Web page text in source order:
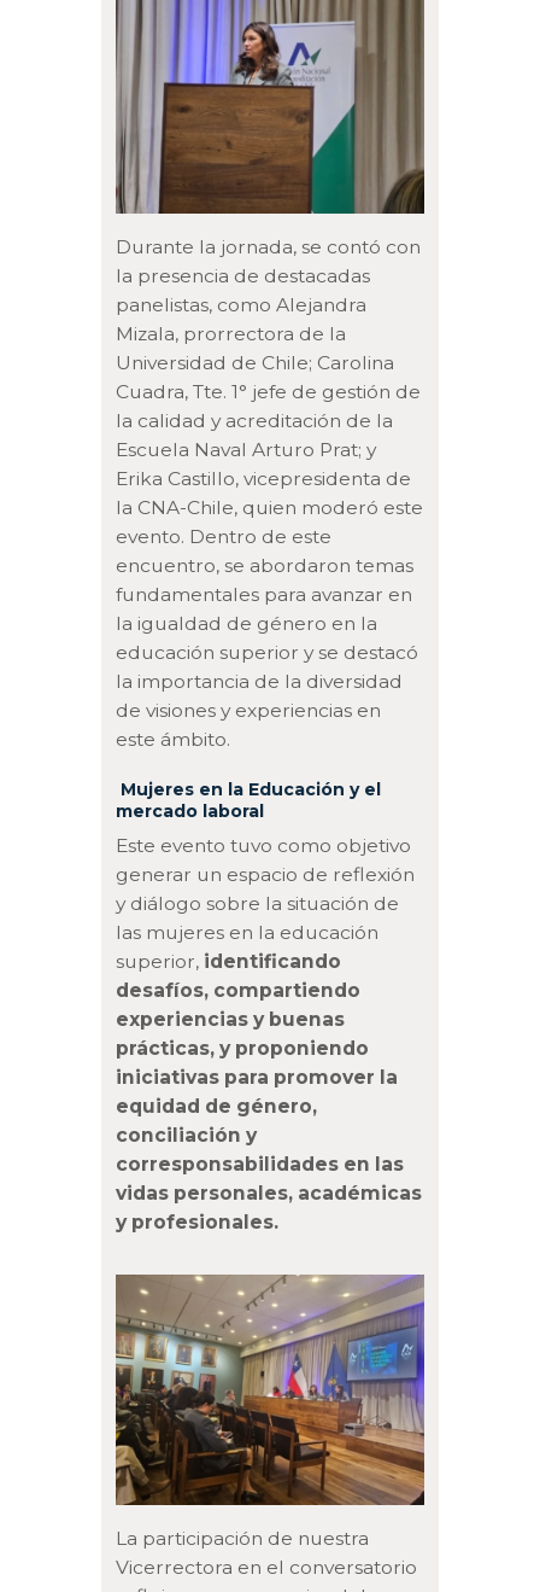
Durante la jornada, se contó con
la presencia de destacadas
panelistas, como Alejandra
Mizala, prorrectora de la
Universidad de Chile; Carolina
Cuadra, Tte. 1° jefe de gestión de
la calidad y acreditación de la
Escuela Naval Arturo Prat; y
Erika Castillo, vicepresidenta de
la CNA-Chile, quien moderó este
evento. Dentro de este
encuentro, se abordaron temas
fundamentales para avanzar en
la igualdad de género en la
educación superior y se destacó
la importancia de la diversidad
de visiones y experiencias en
este ámbito.
Mujeres en la Educación y el
mercado laboral
Este evento tuvo como objetivo
generar un espacio de reflexión
y diálogo sobre la situación de
las mujeres en la educación
superior, identificando
desafíos, compartiendo
experiencias y buenas
prácticas, y proponiendo
iniciativas para promover la
equidad de género,
conciliación y
corresponsabilidades en las
vidas personales, académicas
y profesionales.
La participación de nuestra
Vicerrectora en el conversatorio